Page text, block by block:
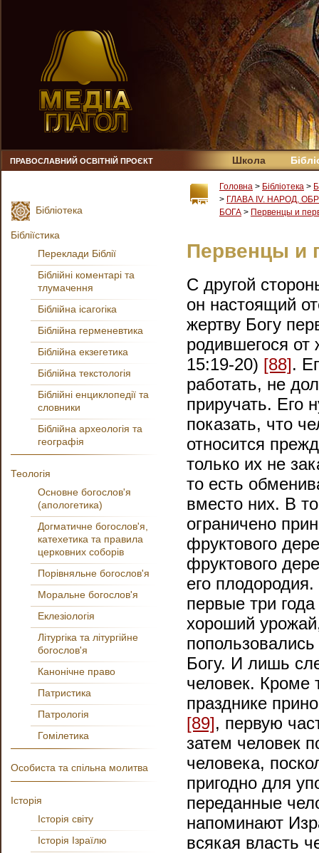
ПРАВОСЛАВНИЙ ОСВІТНІЙ ПРОЄКТ Школа
Головна > Бібліотека >
> ГЛАВА IV. НАРОД,
БОГА > Первенцы и
Первенцы и
С другой
он настоящий
жертву Богу
родившегося от
15:19-20) [88].
работать, не
приручать. Его
показать, что
относится
только их не
то есть
вместо них. В
ограничено
фруктового
фруктового
его
первые три
хороший
Богу. И лишь
человек. Кроме
празднике
[89], первую
затем человек
человека,
пригодно для
переданные
напоминают
всякая власть
Бібліотека
Бібліїстика
Переклади Біблії
Біблійні коментарі та
тлумачення
Біблійна ісагогіка
Біблійна герменевтика
Біблійна екзегетика
Біблійна текстологія
Біблійні енциклопедії та
словники
Біблійна археологія та
географія
Теологія
Основне богослов'я
(апологетика)
Догматичне богослов'я,
катехетика та правила
церковних соборів
Порівняльне богослов'я
Моральне богослов'я
Еклезіологія
Літургіка та літургійне
богослов'я
Канонічне право
Патристика
Патрологія
Гомілетика
Особиста та спільна молитва
Історія
Історія світу
Історія Ізраїлю